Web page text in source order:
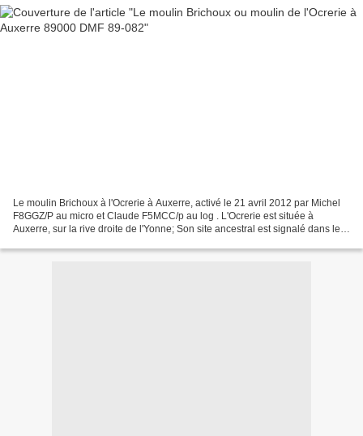
Le moulin Brichoux à l'Ocrerie à Auxerre, activé le 21 avril 2012 par Michel
F8GGZ/P au micro et Claude F5MCC/p au log . L'Ocrerie est située à
Auxerre, sur la rive droite de l'Yonne; Son site ancestral est signalé dans les